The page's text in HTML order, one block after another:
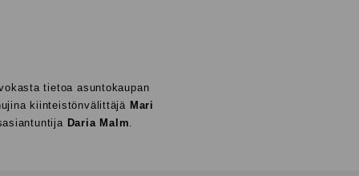
tietoa asuntokaupan
kiinteistönvälittäjä Mari
Daria Malm.